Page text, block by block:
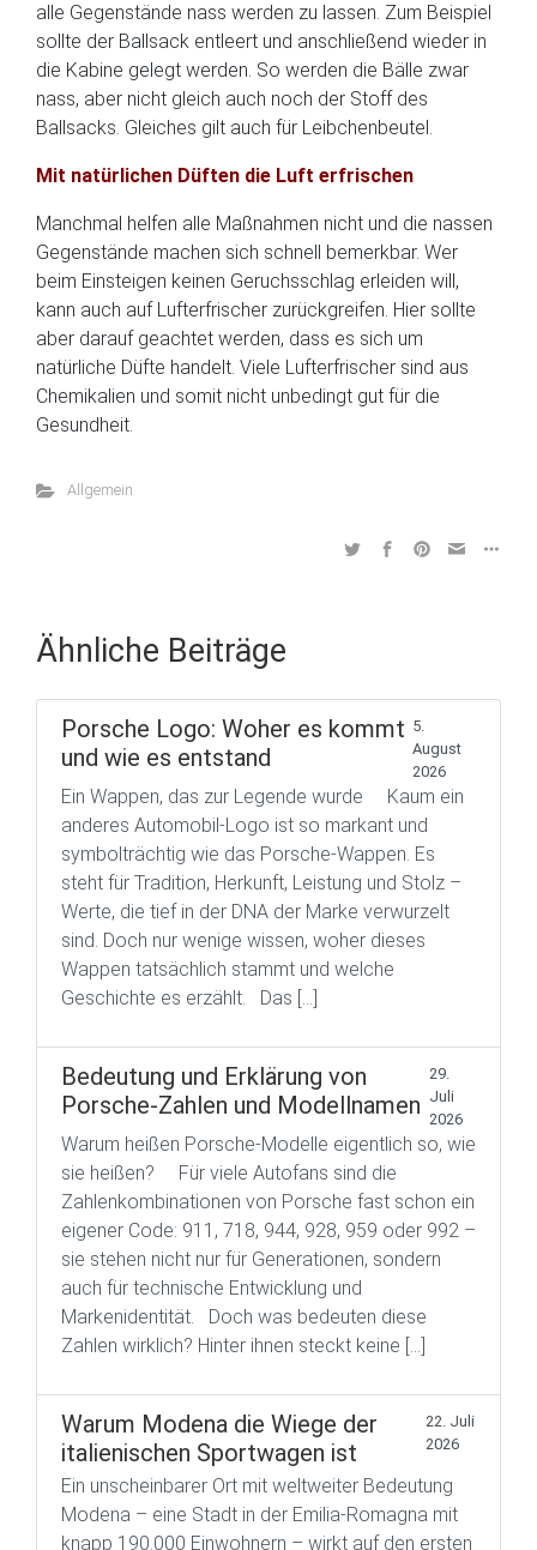
alle Gegenstände nass werden zu lassen. Zum Beispiel
sollte der Ballsack entleert und anschließend wieder in
die Kabine gelegt werden. So werden die Bälle zwar
nass, aber nicht gleich auch noch der Stoff des
Ballsacks. Gleiches gilt auch für Leibchenbeutel.
Mit natürlichen Düften die Luft erfrischen
Manchmal helfen alle Maßnahmen nicht und die nassen
Gegenstände machen sich schnell bemerkbar. Wer
beim Einsteigen keinen Geruchsschlag erleiden will,
kann auch auf Lufterfrischer zurückgreifen. Hier sollte
aber darauf geachtet werden, dass es sich um
natürliche Düfte handelt. Viele Lufterfrischer sind aus
Chemikalien und somit nicht unbedingt gut für die
Gesundheit.
Allgemein
Ähnliche Beiträge
Porsche Logo: Woher es kommt
und wie es entstand
5.
August
2026
Ein Wappen, das zur Legende wurde Kaum ein
anderes Automobil-Logo ist so markant und
symbolträchtig wie das Porsche-Wappen. Es
steht für Tradition, Herkunft, Leistung und Stolz –
Werte, die tief in der DNA der Marke verwurzelt
sind. Doch nur wenige wissen, woher dieses
Wappen tatsächlich stammt und welche
Geschichte es erzählt. Das […]
Bedeutung und Erklärung von
Porsche-Zahlen und Modellnamen
29.
Juli
2026
Warum heißen Porsche-Modelle eigentlich so, wie
sie heißen? Für viele Autofans sind die
Zahlenkombinationen von Porsche fast schon ein
eigener Code: 911, 718, 944, 928, 959 oder 992 –
sie stehen nicht nur für Generationen, sondern
auch für technische Entwicklung und
Markenidentität. Doch was bedeuten diese
Zahlen wirklich? Hinter ihnen steckt keine […]
Warum Modena die Wiege der
italienischen Sportwagen ist
22. Juli
2026
Ein unscheinbarer Ort mit weltweiter Bedeutung
Modena – eine Stadt in der Emilia-Romagna mit
knapp 190.000 Einwohnern – wirkt auf den ersten